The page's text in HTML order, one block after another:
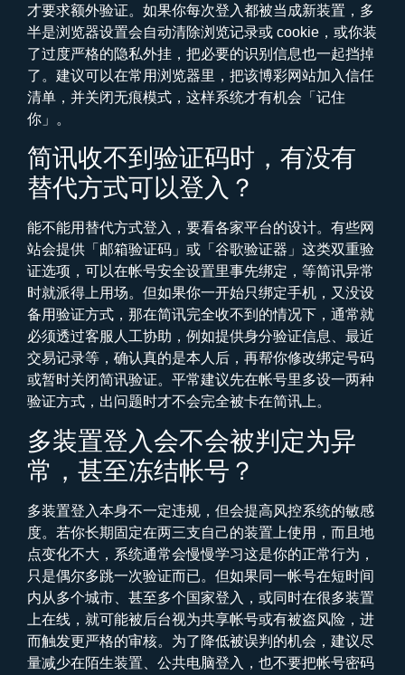
才要求额外验证。如果你每次登入都被当成新装置，多
半是浏览器设置会自动清除浏览记录或 cookie，或你装
了过度严格的隐私外挂，把必要的识别信息也一起挡掉
了。建议可以在常用浏览器里，把该博彩网站加入信任
清单，并关闭无痕模式，这样系统才有机会「记住
你」。
简讯收不到验证码时，有没有
替代方式可以登入？
能不能用替代方式登入，要看各家平台的设计。有些网
站会提供「邮箱验证码」或「谷歌验证器」这类双重验
证选项，可以在帐号安全设置里事先绑定，等简讯异常
时就派得上用场。但如果你一开始只绑定手机，又没设
备用验证方式，那在简讯完全收不到的情况下，通常就
必须透过客服人工协助，例如提供身分验证信息、最近
交易记录等，确认真的是本人后，再帮你修改绑定号码
或暂时关闭简讯验证。平常建议先在帐号里多设一两种
验证方式，出问题时才不会完全被卡在简讯上。
多装置登入会不会被判定为异
常，甚至冻结帐号？
多装置登入本身不一定违规，但会提高风控系统的敏感
度。若你长期固定在两三支自己的装置上使用，而且地
点变化不大，系统通常会慢慢学习这是你的正常行为，
只是偶尔多跳一次验证而已。但如果同一帐号在短时间
内从多个城市、甚至多个国家登入，或同时在很多装置
上在线，就可能被后台视为共享帐号或有被盗风险，进
而触发更严格的审核。为了降低被误判的机会，建议尽
量减少在陌生装置、公共电脑登入，也不要把帐号密码